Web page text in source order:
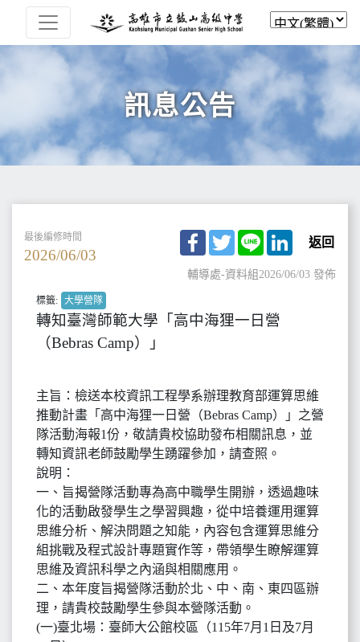
訊息公告
最後編修時間
2026/06/03
Facebook
TwitterLine LinkedIn
返回
輔導處-資料組2026/06/03 發佈
標籤: 大學營隊
轉知臺灣師範大學「高中海狸一日營
（Bebras Camp）」
主旨：檢送本校資訊工程學系辦理教育部運算思維
推動計畫「高中海狸一日營（Bebras Camp）」之營
隊活動海報1份，敬請貴校協助發布相關訊息，並
轉知資訊老師鼓勵學生踴躍參加，請查照。
說明：
一、旨揭營隊活動專為高中職學生開辦，透過趣味
化的活動啟發學生之學習興趣，從中培養運用運算
思維分析、解決問題之知能，內容包含運算思維分
組挑戰及程式設計專題實作等，帶領學生瞭解運算
思維及資訊科學之內涵與相關應用。
二、本年度旨揭營隊活動於北、中、南、東四區辦
理，請貴校鼓勵學生參與本營隊活動。
(一)臺北場：臺師大公館校區（115年7月1日及7月